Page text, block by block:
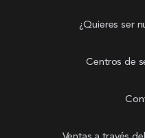
¿Quieres ser
Centros de